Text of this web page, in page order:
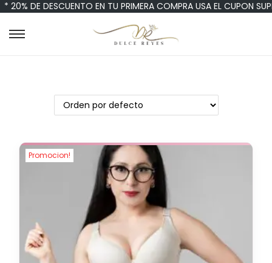
* 20% DE DESCUENTO EN TU PRIMERA COMPRA USA EL CUPON
Promocion!